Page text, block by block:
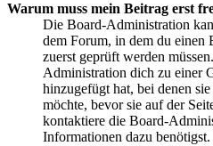
Warum muss mein Beitrag erst
Die Board-Administration
dem Forum, in dem du einen
zuerst geprüft werden
Administration dich zu einer
hinzugefügt hat, bei denen
möchte, bevor sie auf der
kontaktiere die Board-
Informationen dazu benötigst.